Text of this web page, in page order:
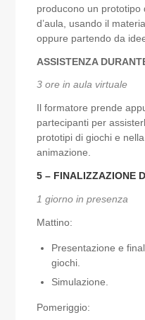
producono un prototipo
d’aula, usando il
oppure partendo da
ASSISTENZA
3 ore in aula virtuale
Il formatore prende
partecipanti per
prototipi di giochi e
animazione.
5 – FINALIZZAZIONE
1 giorno in presenza
Mattino:
Presentazione e
giochi.
Simulazione.
Pomeriggio: